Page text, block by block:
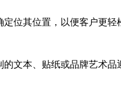
位其位置，以便客户更轻
文本、贴纸或品牌艺术品